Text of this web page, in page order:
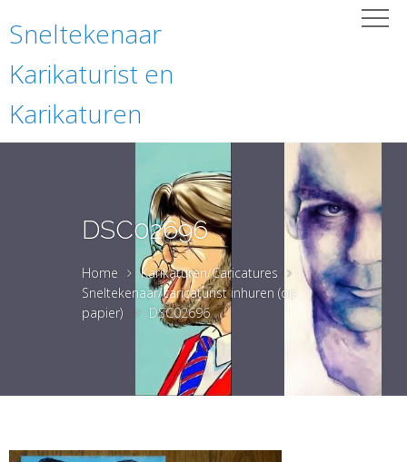
Sneltekenaar
Karikaturist en
Karikaturen
DSC02696
Home
Karikaturen/Caricatures
Sneltekenaar/caricaturist inhuren (op
papier)
DSC02696